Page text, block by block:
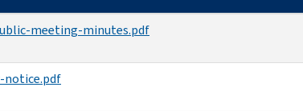
meeting-minutes.pdf
notice.pdf